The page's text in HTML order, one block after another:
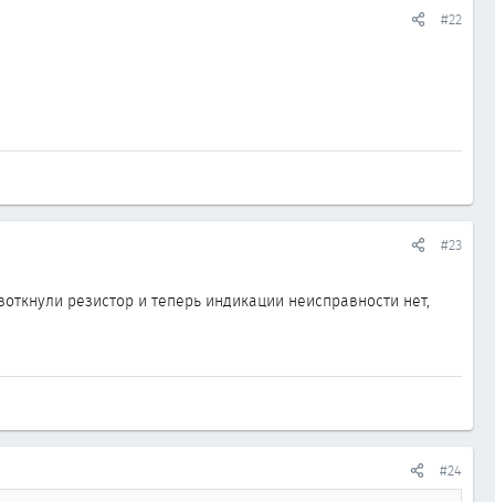
#22
#23
резистор и теперь индикации неисправности нет,
#24